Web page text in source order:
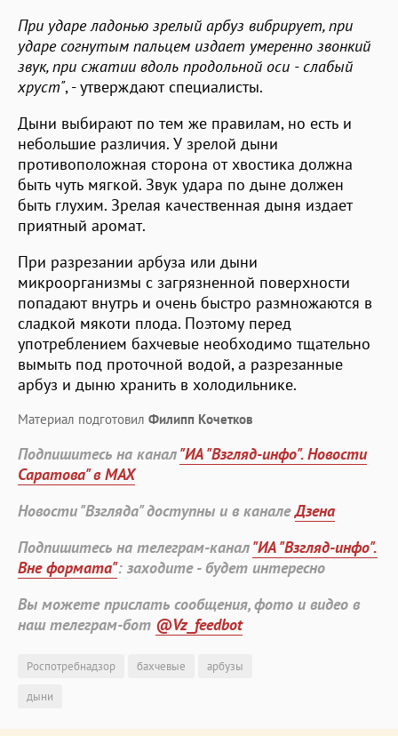
При ударе ладонью зрелый арбуз вибрирует, при
ударе согнутым пальцем издает умеренно звонкий
звук, при сжатии вдоль продольной оси - слабый
хруст", - утверждают специалисты.
Дыни выбирают по тем же правилам, но есть и
небольшие различия. У зрелой дыни
противоположная сторона от хвостика должна
быть чуть мягкой. Звук удара по дыне должен
быть глухим. Зрелая качественная дыня издает
приятный аромат.
При разрезании арбуза или дыни
микроорганизмы с загрязненной поверхности
попадают внутрь и очень быстро размножаются в
сладкой мякоти плода. Поэтому перед
употреблением бахчевые необходимо тщательно
вымыть под проточной водой, а разрезанные
арбуз и дыню хранить в холодильнике.
Материал подготовил Филипп Кочетков
Подпишитесь на канал"ИА "Взгляд-инфо". Новости
Саратова" в MAX
Новости "Взгляда" доступны и в каналеДзена
Подпишитесь на телеграм-канал"ИА "Взгляд-инфо".
Вне формата": заходите - будет интересно
Вы можете прислать сообщения, фото и видео в
наш телеграм-бот @Vz_feedbot
Роспотребнадзор бахчевые
арбузы
дыни